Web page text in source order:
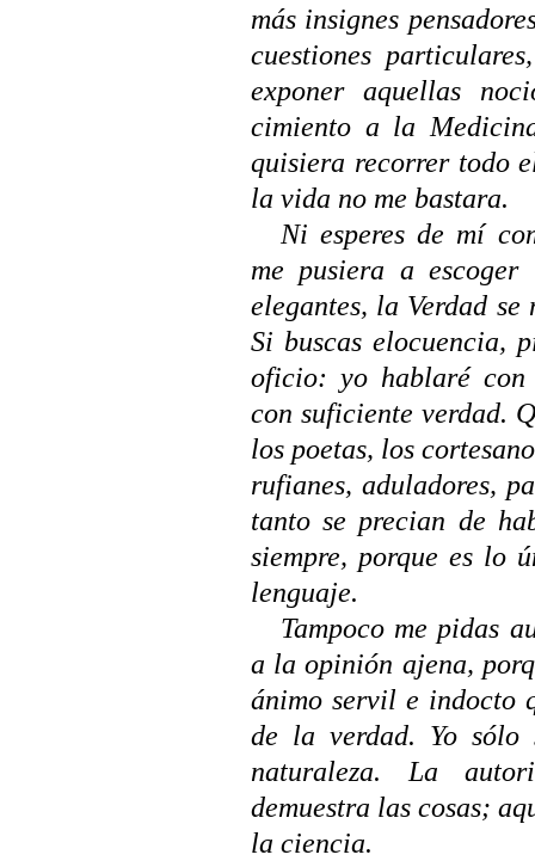
más insignes
cuestiones
exponer aquellas
cimiento a la
quisiera recorrer todo
la vida no me bastara.
Ni esperes de mí
me pusiera a
elegantes, la Verdad se
Si buscas elocuencia,
oficio: yo hablaré con
con suficiente verdad.
los poetas, los
rufianes, aduladores,
tanto se precian de
siempre, porque es lo
lenguaje.
Tampoco me pidas
a la opinión ajena,
ánimo servil e indocto
de la verdad. Yo
naturaleza. La
demuestra las cosas;
la ciencia.